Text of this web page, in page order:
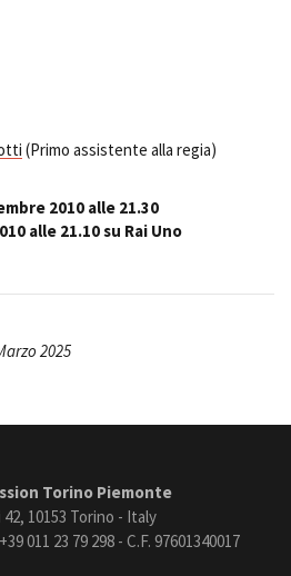
(Primo assistente alla regia)
2010 alle 21.30
alle 21.10 su Rai Uno
2025
Torino Piemonte
42, 10153 Torino - Italy
011 23 79 298 - C.F. 97601340017